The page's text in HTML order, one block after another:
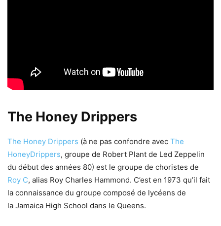
The Honey Drippers
The Honey Drippers (à ne pas confondre avec The
HoneyDrippers, groupe de Robert Plant de Led Zeppelin
du début des années 80) est le groupe de choristes de
Roy C, alias Roy Charles Hammond. C’est en 1973 qu’il fait
la connaissance du groupe composé de lycéens de
la Jamaica High School dans le Queens.